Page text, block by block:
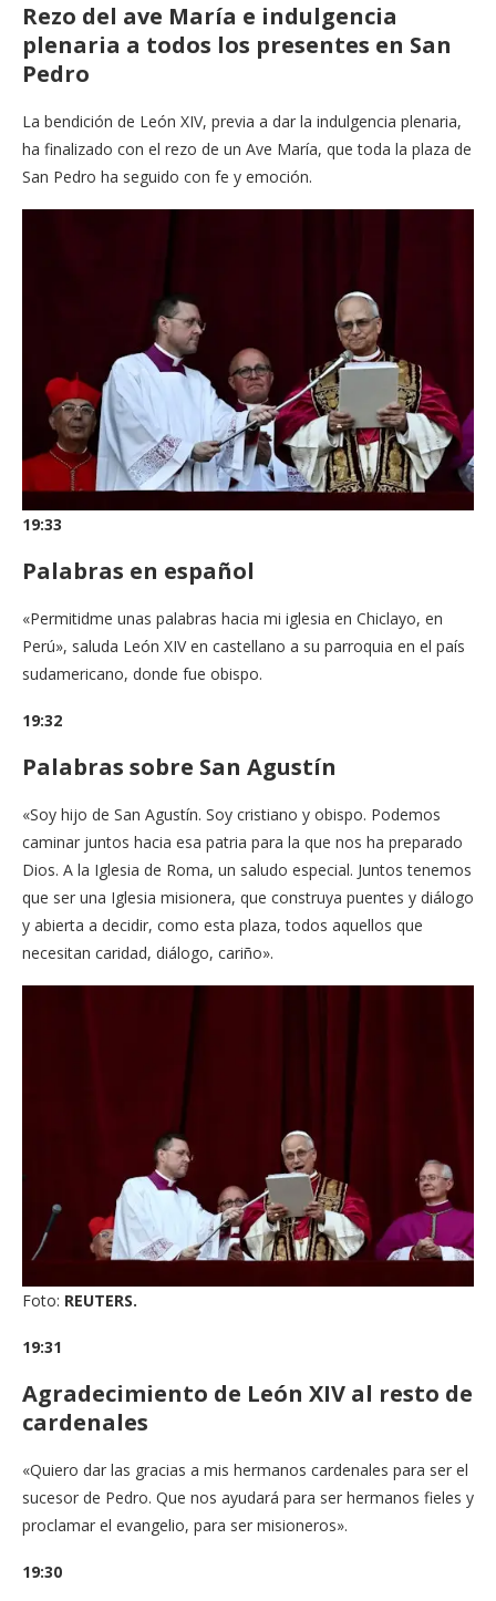
Rezo del ave María e indulgencia
plenaria a todos los presentes en San
Pedro
La bendición de León XIV, previa a dar la indulgencia plenaria,
ha finalizado con el rezo de un Ave María, que toda la plaza de
San Pedro ha seguido con fe y emoción.
19:33
Palabras en español
«Permitidme unas palabras hacia mi iglesia en Chiclayo, en
Perú», saluda León XIV en castellano a su parroquia en el país
sudamericano, donde fue obispo.
19:32
Palabras sobre San Agustín
«Soy hijo de San Agustín. Soy cristiano y obispo. Podemos
caminar juntos hacia esa patria para la que nos ha preparado
Dios. A la Iglesia de Roma, un saludo especial. Juntos tenemos
que ser una Iglesia misionera, que construya puentes y diálogo
y abierta a decidir, como esta plaza, todos aquellos que
necesitan caridad, diálogo, cariño».
Foto: REUTERS.
19:31
Agradecimiento de León XIV al resto de
cardenales
«Quiero dar las gracias a mis hermanos cardenales para ser el
sucesor de Pedro. Que nos ayudará para ser hermanos fieles y
proclamar el evangelio, para ser misioneros».
19:30